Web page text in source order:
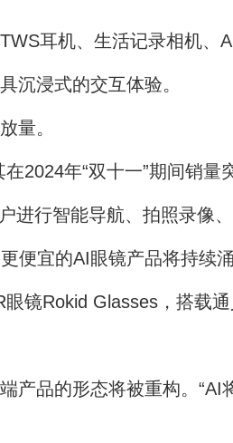
耳机、生活记录相机、
沉浸式的交互体验。
量。
年“双十一”期间销量
行智能导航、拍照录像
便宜的AI眼镜产品将持续涌
Rokid Glasses，搭载通
品的形态将被重构。“AI